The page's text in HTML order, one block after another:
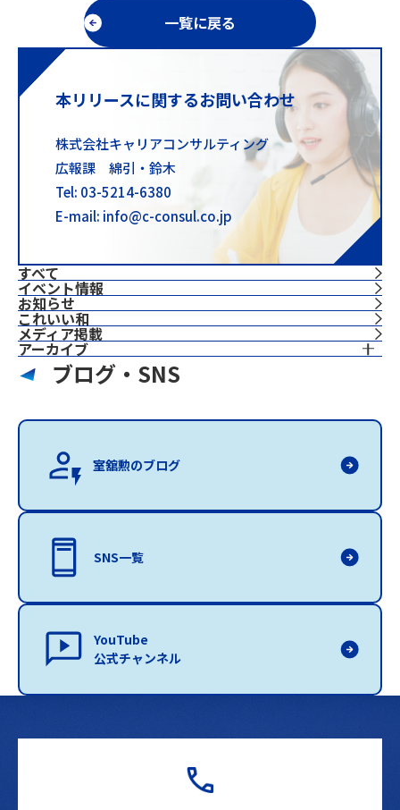
すべて
イベント情報
お知らせ
これいい和
⁨⁩メディア掲載
アーカイブ
一覧に戻る
本リリースに関するお問い合わせ
株式会社キャリアコンサルティング
広報課 綿引・鈴木
Tel: 03-5214-6380
E-mail: info@c-consul.co.jp
ブログ・SNS
室舘勲のブログ
SNS一覧
YouTube
公式チャンネル